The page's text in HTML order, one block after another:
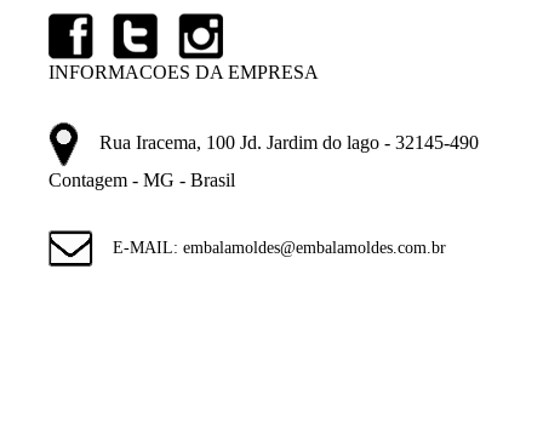
INFORMACOES DA EMPRESA
Rua Iracema, 100 Jd. Jardim do lago - 32145-490
Contagem - MG - Brasil
E-MAIL: embalamoldes@embalamoldes.com.br